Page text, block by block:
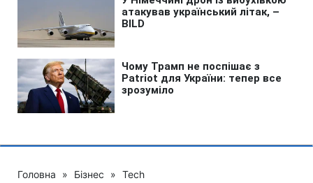
Головна » Бізнес » Tech